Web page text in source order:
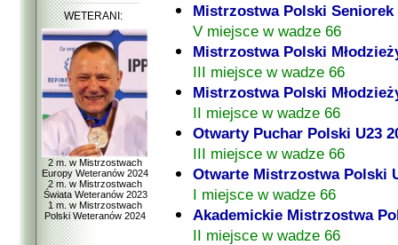
WETERANI:
2 m. w Mistrzostwach
Europy Weteranów 2024
2 m. w Mistrzostwach
Świata Weteranów 2023
1 m. w Mistrzostwach
Polski Weteranów 2024
Mistrzostwa Polski Seniorek
V miejsce w wadze 66
Mistrzostwa Polski
III miejsce w wadze 66
Mistrzostwa Polski
II miejsce w wadze 66
Otwarty Puchar Polski U23
III miejsce w wadze 66
Otwarte Mistrzostwa Polski
I miejsce w wadze 66
Akademickie Mistrzostwa
II miejsce w wadze 66